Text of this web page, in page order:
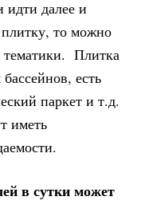
идти далее и
то можно
тематики. Плитка
есть
паркет и т.д.
иметь
в сутки может